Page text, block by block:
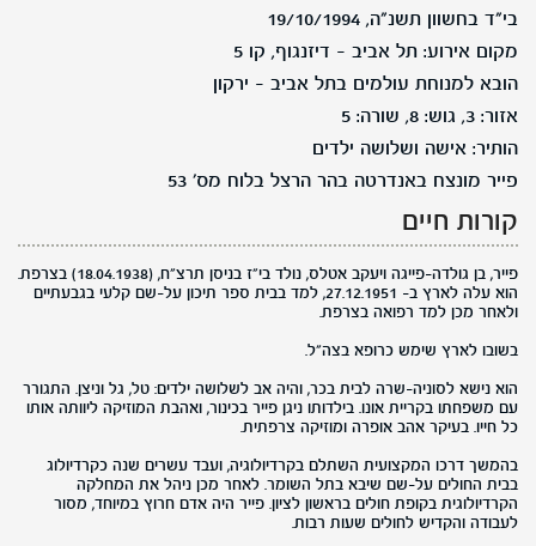
בי"ד בחשוון תשנ"ה, 19/10/1994
מקום אירוע: תל אביב - דיזנגוף, קו 5
הובא למנוחת עולמים בתל אביב - ירקון
אזור: 3, גוש: 8, שורה: 5
הותיר: אישה ושלושה ילדים
פייר מונצח באנדרטה בהר הרצל בלוח מס' 53
קורות חיים
פייר, בן גולדה-פייגה ויעקב אטלס, נולד בי"ז בניסן תרצ"ח, (18.04.1938) בצרפת.
הוא עלה לארץ ב- 27.12.1951, למד בבית ספר תיכון על-שם קלעי בגבעתיים
ולאחר מכן למד רפואה בצרפת.
בשובו לארץ שימש כרופא בצה"ל.
הוא נישא לסוניה-שרה לבית בכר, והיה אב לשלושה ילדים: טל, גל וניצן. התגורר
עם משפחתו בקריית אונו. בילדותו ניגן פייר בכינור, ואהבת המוזיקה ליוותה אותו
כל חייו. בעיקר אהב אופרה ומוזיקה צרפתית.
בהמשך דרכו המקצועית השתלם בקרדיולוגיה, ועבד עשרים שנה כקרדיולוג
בבית החולים על-שם שיבא בתל השומר. לאחר מכן ניהל את המחלקה
הקרדיולוגית בקופת חולים בראשון לציון. פייר היה אדם חרוץ במיוחד, מסור
לעבודה והקדיש לחולים שעות רבות.